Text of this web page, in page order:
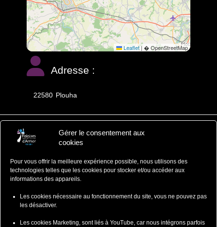
Gérer le consentement aux
cookies
Pour vous offrir la meilleure expérience possible, nous utilisons des
technologies telles que les cookies pour stocker et/ou accéder aux
informations des appareils.
Les cookies nécessaire au fonctionnement du site, vous ne pouvez pas
les désactiver.
Les cookies Marketing, sont liés à YouTube, car nous intégrons parfois
Leaflet | � OpenStreetMap
Adresse :
22580 Plouha
Falaises d'Armor
ZA du Ponlo, 22290 LANVOLLON
Côtes d'Armor - Bretagne
: 02 96 70 12 47
contact@falaisesdarmor.bzh